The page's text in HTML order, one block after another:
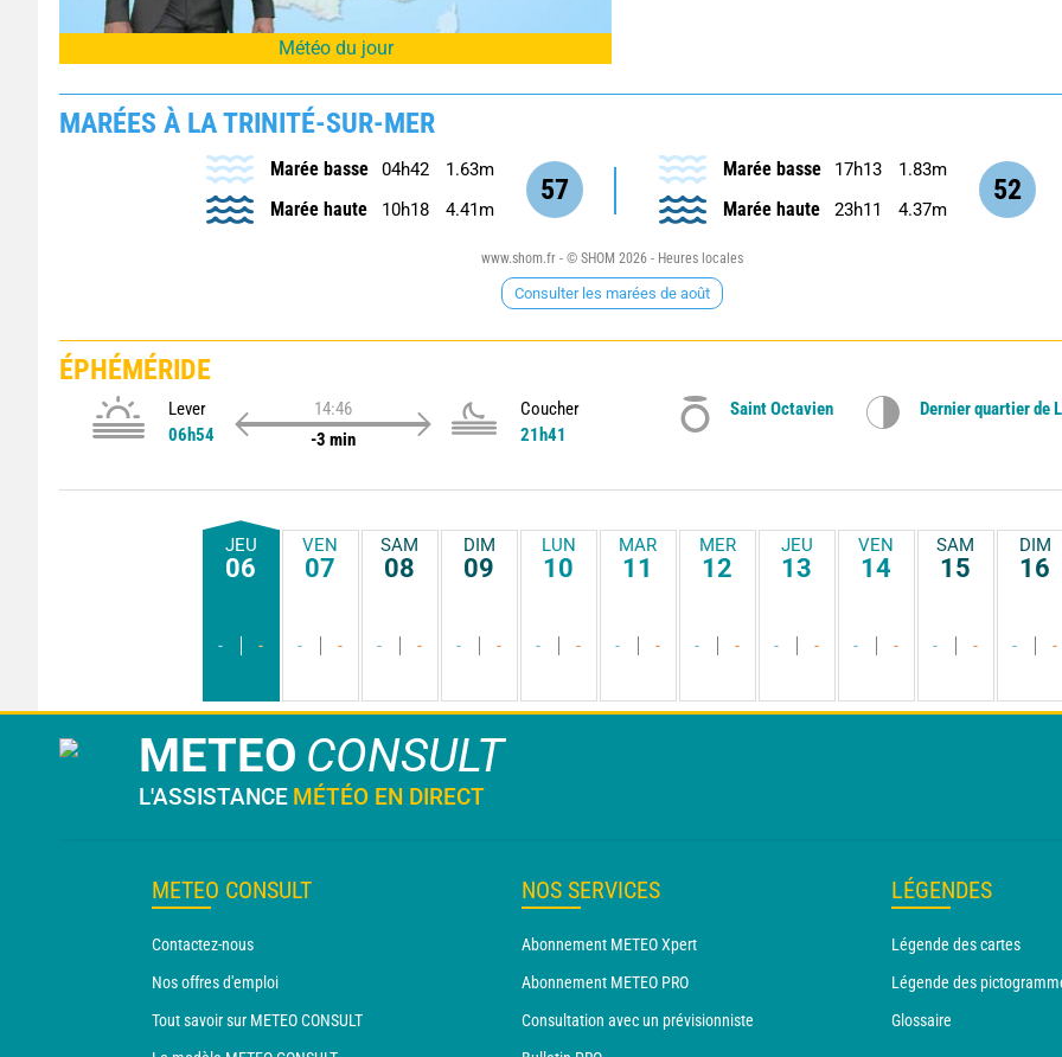
Météo du jour
MARÉES À LA TRINITÉ-SUR-MER
57
Marée basse 04h42 1.63m
Marée haute 10h18 4.41m
52
Marée basse 17h13 1.83m
Marée haute 23h11 4.37m
www.shom.fr - © SHOM 2026 - Heures locales
Consulter les marées de août
ÉPHÉMÉRIDE
Lever
06h54
14:46
-3 min
Coucher
21h41
Saint Octavien Dernier quartier de
JEU
06
- -
VEN
07
- -
SAM
08
- -
DIM
09
- -
LUN
10
- -
MAR
11
- -
MER
12
- -
JEU
13
- -
VEN
14
- -
SAM
15
- -
DIM
16
- -
METEO CONSULT
L'ASSISTANCE MÉTÉO EN DIRECT
METEO CONSULT
Contactez-nous
Nos offres d'emploi
Tout savoir sur METEO CONSULT
NOS SERVICES
Abonnement METEO Xpert
Abonnement METEO PRO
Consultation avec un prévisionniste
LÉGENDES
Légende des cartes
Légende des
Glossaire